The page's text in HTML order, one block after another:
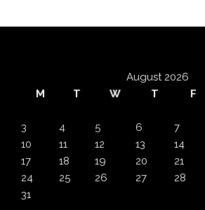
August 2026
M
T W T F
3
4 5 6 7
10
11 12 13 14
17
18 19 20 21
24
25 26 27 28
31